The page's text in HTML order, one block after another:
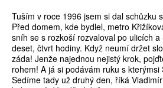
Tuším v roce 1996 jsem si dal schůzku
Před domem, kde bydlel, metro
sníh se s rozkoší rozvaloval po ulicích
deset, čtvrt hodiny. Když neumí držet
záda! Jenže najednou nejistý krok,
rohem! A já si podávám ruku s kterýmsi
Sedíme tady už druhý den, říká